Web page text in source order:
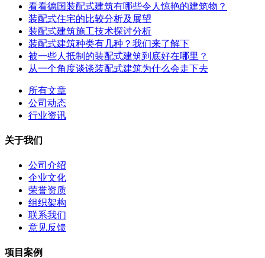
看看德国装配式建筑有哪些令人惊艳的建筑物？
装配式住宅的比较分析及展望
装配式建筑施工技术探讨分析
装配式建筑种类有几种？我们来了解下
被一些人抵制的装配式建筑到底好在哪里？
从一个角度谈谈装配式建筑为什么会走下去
所有文章
公司动态
行业资讯
关于我们
公司介绍
企业文化
荣誉资质
组织架构
联系我们
意见反馈
项目案例